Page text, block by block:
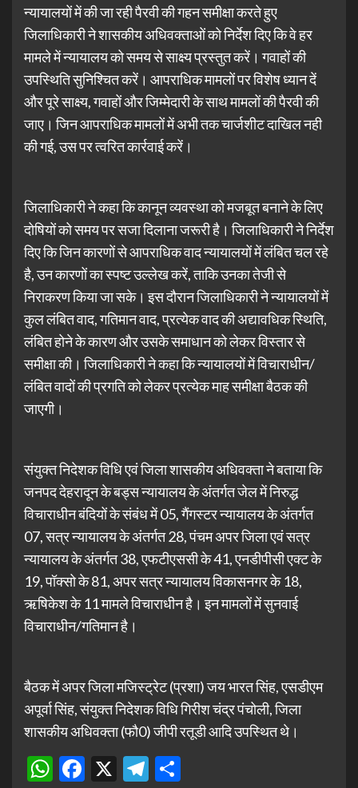
न्यायालयों में की जा रही पैरवी की गहन समीक्षा करते हुए
जिलाधिकारी ने शासकीय अधिवक्ताओं को निर्देश दिए कि वे हर
मामले में न्यायालय को समय से साक्ष्य प्रस्तुत करें। गवाहों की
उपस्थिति सुनिश्चित करें। आपराधिक मामलों पर विशेष ध्यान दें
और पूरे साक्ष्य, गवाहों और जिम्मेदारी के साथ मामलों की पैरवी की
जाए। जिन आपराधिक मामलों में अभी तक चार्जशीट दाखिल नही
की गई, उस पर त्वरित कार्रवाई करें।
जिलाधिकारी ने कहा कि कानून व्यवस्था को मजबूत बनाने के लिए
दोषियों को समय पर सजा दिलाना जरूरी है। जिलाधिकारी ने निर्देश
दिए कि जिन कारणों से आपराधिक वाद न्यायालयों में लंबित चल रहे
है, उन कारणों का स्पष्ट उल्लेख करें, ताकि उनका तेजी से
निराकरण किया जा सके। इस दौरान जिलाधिकारी ने न्यायालयों में
कुल लंबित वाद, गतिमान वाद, प्रत्येक वाद की अद्यावधिक स्थिति,
लंबित होने के कारण और उसके समाधान को लेकर विस्तार से
समीक्षा की। जिलाधिकारी ने कहा कि न्यायालयों में विचाराधीन/
लंबित वादों की प्रगति को लेकर प्रत्येक माह समीक्षा बैठक की
जाएगी।
संयुक्त निदेशक विधि एवं जिला शासकीय अधिवक्ता ने बताया कि
जनपद देहरादून के बड्स न्यायालय के अंतर्गत जेल में निरुद्ध
विचाराधीन बंदियों के संबंध में 05, गैंगस्टर न्यायालय के अंतर्गत
07, सत्र न्यायालय के अंतर्गत 28, पंचम अपर जिला एवं सत्र
न्यायालय के अंतर्गत 38, एफटीएससी के 41, एनडीपीसी एक्ट के
19, पॉक्सो के 81, अपर सत्र न्यायालय विकासनगर के 18,
ऋषिकेश के 11 मामले विचाराधीन है। इन मामलों में सुनवाई
विचाराधीन/गतिमान है।
बैठक में अपर जिला मजिस्ट्रेट (प्रशा) जय भारत सिंह, एसडीएम
अपूर्वा सिंह, संयुक्त निदेशक विधि गिरीश चंद्र पंचोली, जिला
शासकीय अधिवक्ता (फौ0) जीपी रतूडी आदि उपस्थित थे।
WhatsApp
Facebook
X Telegram